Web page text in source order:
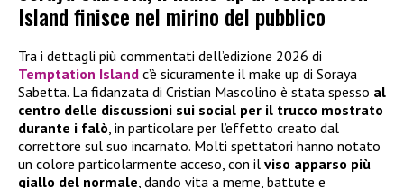
Island finisce nel mirino del pubblico
Tra i dettagli più commentati dell’edizione 2026 di
Temptation Island c’è sicuramente il make up di Soraya
Sabetta. La fidanzata di Cristian Mascolino è stata spesso al
centro delle discussioni sui social per il trucco mostrato
durante i falò , in particolare per l’effetto creato dal
correttore sul suo incarnato. Molti spettatori hanno notato
un colore particolarmente acceso, con il viso apparso più
giallo del normale , dando vita a meme, battute e